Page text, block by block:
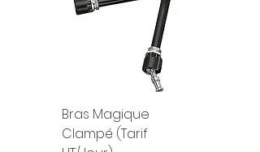
Bras Magique
Clampé (Tarif